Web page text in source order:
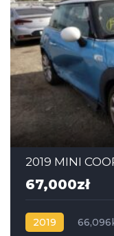
2019 MINI
67,000zł
2019